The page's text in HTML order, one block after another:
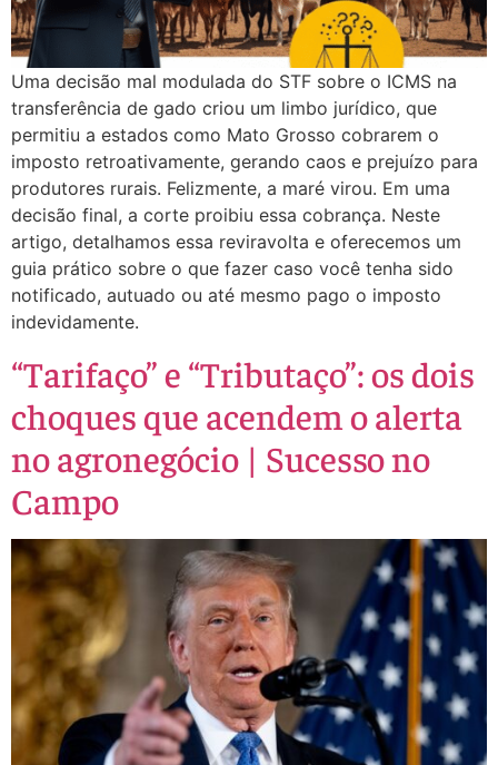
Uma decisão mal modulada do STF sobre o ICMS na
transferência de gado criou um limbo jurídico, que
permitiu a estados como Mato Grosso cobrarem o
imposto retroativamente, gerando caos e prejuízo para
produtores rurais. Felizmente, a maré virou. Em uma
decisão final, a corte proibiu essa cobrança. Neste
artigo, detalhamos essa reviravolta e oferecemos um
guia prático sobre o que fazer caso você tenha sido
notificado, autuado ou até mesmo pago o imposto
indevidamente.
“Tarifaço” e “Tributaço”: os dois
choques que acendem o alerta
no agronegócio | Sucesso no
Campo